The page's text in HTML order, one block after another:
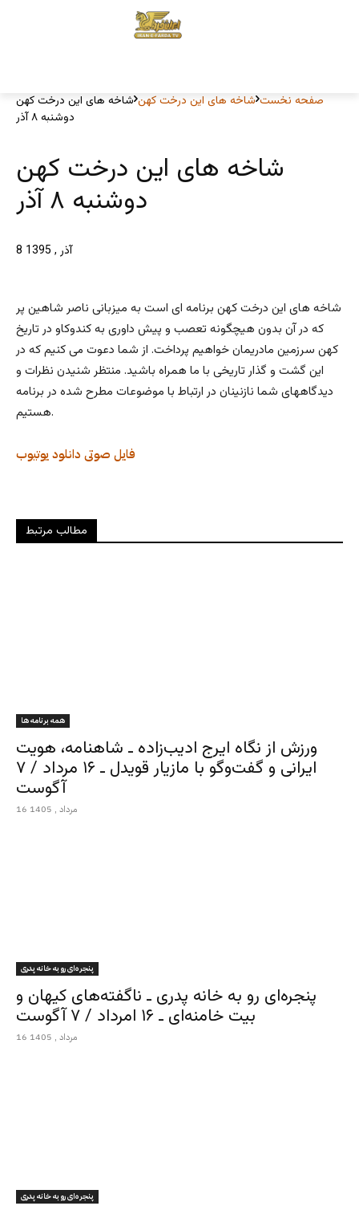
صفحه نخست شاخه های این درخت کهن شاخه های این درخت کهن
دوشنبه ۸ آذر
شاخه های این درخت کهن
دوشنبه ۸ آذر
8 آذر , 1395
شاخه های این درخت کهن برنامه ای است به میزبانی ناصر شاهین پر
که در آن بدون هیچگونه تعصب و پیش داوری به کندوکاو در تاریخ
کهن سرزمین مادریمان خواهیم پرداخت. از شما دعوت می کنیم که در
این گشت و گذار تاریخی با ما همراه باشید. منتظر شنیدن نظرات و
دیدگاههای شما نازنینان در ارتباط با موضوعات مطرح شده در برنامه
هستیم.
یوتیوب دانلود فایل صوتی
مطالب مرتبط
همه برنامه ها
ورزش از نگاه ایرج ادیب‌زاده ـ شاهنامه، هویت
ایرانی و گفت‌وگو با مازیار قویدل ـ ۱۶ مرداد / ۷
آگوست
16 مرداد , 1405
پنجره‌ای رو به خانه پدری
پنجره‌ای رو به خانه پدری ـ ناگفته‌های کیهان و
بیت خامنه‌ای ـ ۱۶ امرداد / ۷ آگوست
16 مرداد , 1405
پنجره‌ای رو به خانه پدری